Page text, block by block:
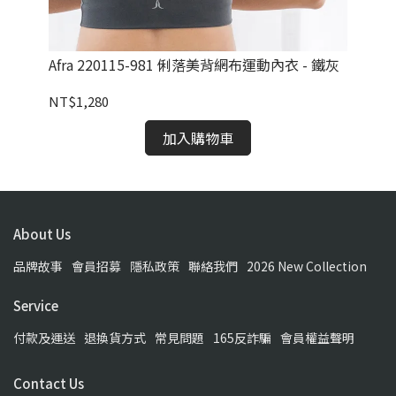
Afra 220115-981 俐落美背網布運動內衣 - 鐵灰
NT$1,280
加入購物車
About Us
品牌故事 會員招募 隱私政策 聯絡我們 2026 New Collection
Service
付款及運送 退換貨方式 常見問題 165反詐騙 會員權益聲明
Contact Us